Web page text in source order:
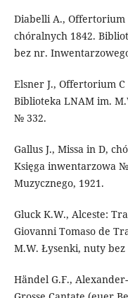
Diabelli A., Offertorium
chóralnych 1842.
bez nr.
Elsner J., Offertorium
Biblioteka LNAM im.
№ 332.
Gallus J., Missa in D,
Księga inwentarzowa
Muzycznego, 1921.
Gluck K.W., Alceste:
Giovanni Tomaso de
M.W. Łysenki, nuty
Händel G.F.,